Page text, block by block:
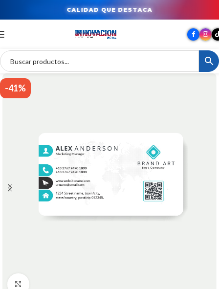
CALIDAD QUE DESTACA
-41%